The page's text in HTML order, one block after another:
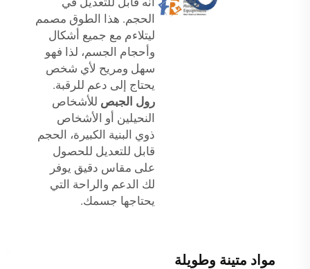
الحجم. هذا الطوق مصمم
ليتلاءم مع جميع أشكال
وأحجام الجسم، لذا فهو
سهل ومريح لأي شخص
يحتاج إلى دعم للرقبة.
رول الجبص للأشخاص
النحيلين أو الأشخاص
ذوي البنية الكبيرة، الحجم
قابل للتعديل للحصول
على مقاس دقيق يوفر
لك الدعم والراحة التي
يحتاجها جسمك.
مواد متينة وطويلة